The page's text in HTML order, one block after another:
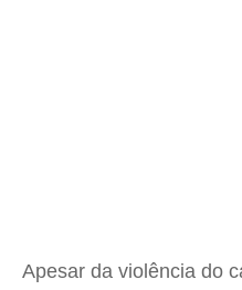
Apesar da violência do